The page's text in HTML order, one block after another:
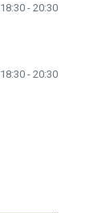
18:30 - 20:30
18:30 - 20:30